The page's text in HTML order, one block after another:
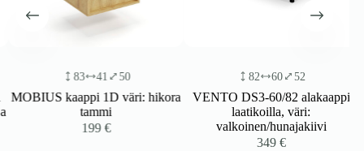
83 41 50
MOBIUS kaappi 1D väri: hikora
tammi
199€
82 60 52
VENTO DS3-60/82 alakaappi
laatikoilla, väri:
valkoinen/hunajakiivi
349€